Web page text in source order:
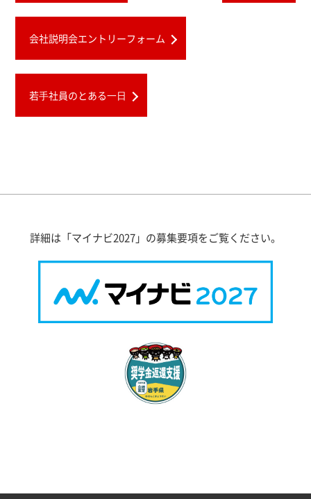
会社説明会エントリーフォーム
若⼿社員のとある⼀⽇
詳細は「マイナビ2027」の募集要項をご覧ください。